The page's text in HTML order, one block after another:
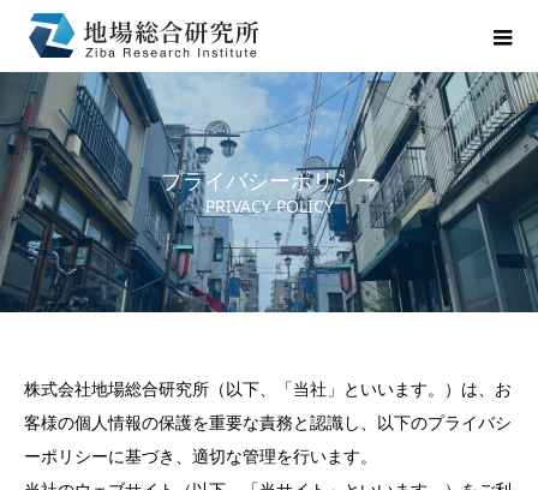
プライバシーポリシー
PRIVACY POLICY
株式会社地場総合研究所（以下、「当社」といいます。）は、お
客様の個人情報の保護を重要な責務と認識し、以下のプライバシ
ーポリシーに基づき、適切な管理を行います。